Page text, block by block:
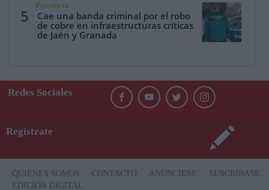
5
Provincia
Cae una banda criminal por el robo
de cobre en infraestructuras críticas
de Jaén y Granada
Redes Sociales
Regístrate
QUIÉNES SOMOS CONTACTO ANÚNCIESE
SUSCRÍBASE
EDICIÓN DIGITAL